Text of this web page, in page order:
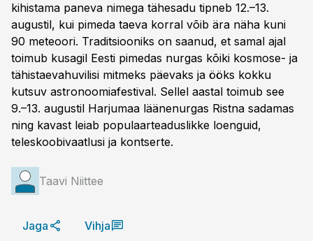
kihistama paneva nimega tähesadu tipneb 12.–13.
augustil, kui pimeda taeva korral võib ära näha kuni
90 meteoori. Traditsiooniks on saanud, et samal ajal
toimub kusagil Eesti pimedas nurgas kõiki kosmose- ja
tähistaeva­huvilisi mitmeks päevaks ja ööks kokku
kutsuv astronoomiafestival. Sellel aastal toimub see
9.–13. augustil Harjumaa läänenurgas Ristna sadamas
ning kavast leiab populaarteaduslikke loenguid,
teleskoobivaatlusi ja kontserte.
Taavi Niittee
Jaga Vihja